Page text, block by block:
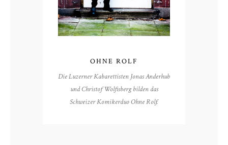
OHNE ROLF
Die Luzerner Kabarettisten Jonas Anderhub
und Christof Wolfisberg bilden das
Schweizer Komikerduo Ohne Rolf.